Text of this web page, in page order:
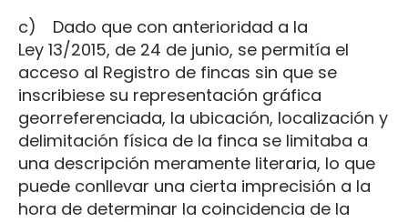
c) Dado que con anterioridad a la
Ley 13/2015, de 24 de junio, se permitía el
acceso al Registro de fincas sin que se
inscribiese su representación gráfica
georreferenciada, la ubicación, localización y
delimitación física de la finca se limitaba a
una descripción meramente literaria, lo que
puede conllevar una cierta imprecisión a la
hora de determinar la coincidencia de la